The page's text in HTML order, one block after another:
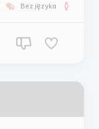
Bez języka